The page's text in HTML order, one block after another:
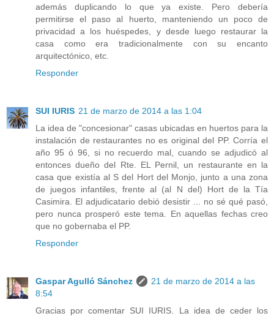
además duplicando lo que ya existe. Pero debería
permitirse el paso al huerto, manteniendo un poco de
privacidad a los huéspedes, y desde luego restaurar la
casa como era tradicionalmente con su encanto
arquitectónico, etc.
Responder
SUI IURIS 21 de marzo de 2014 a las 1:04
La idea de "concesionar" casas ubicadas en huertos para la
instalación de restaurantes no es original del PP. Corría el
año 95 ó 96, si no recuerdo mal, cuando se adjudicó al
entonces dueño del Rte. EL Pernil, un restaurante en la
casa que existía al S del Hort del Monjo, junto a una zona
de juegos infantiles, frente al (al N del) Hort de la Tía
Casimira. El adjudicatario debió desistir ... no sé qué pasó,
pero nunca prosperó este tema. En aquellas fechas creo
que no gobernaba el PP.
Responder
Gaspar Agulló Sánchez
21 de marzo de 2014 a las
8:54
Gracias por comentar SUI IURIS. La idea de ceder los